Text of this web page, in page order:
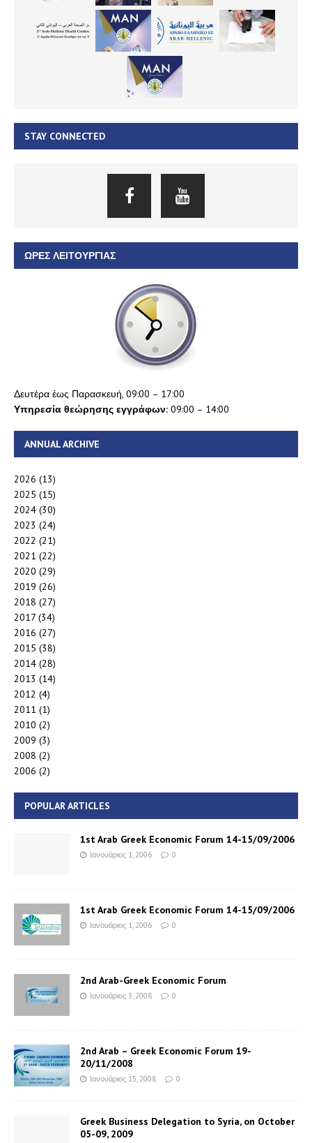
STAY CONNECTED
ΏΡΕΣ ΛΕΙΤΟΥΡΓΊΑΣ
Δευτέρα έως Παρασκευή, 09:00 – 17:00
Υπηρεσία θεώρησης εγγράφων: 09:00 – 14:00
ANNUAL ARCHIVE
2026 (13)
2025 (15)
2024 (30)
2023 (24)
2022 (21)
2021 (22)
2020 (29)
2019 (26)
2018 (27)
2017 (34)
2016 (27)
2015 (38)
2014 (28)
2013 (14)
2012 (4)
2011 (1)
2010 (2)
2009 (3)
2008 (2)
2006 (2)
POPULAR ARTICLES
1st Arab Greek Economic Forum 14-15/09/2006
Ιανουάριος 1, 2006 0
1st Arab Greek Economic Forum 14-15/09/2006
Ιανουάριος 1, 2006 0
2nd Arab-Greek Economic Forum
Ιανουάριος 3, 2008 0
2nd Arab – Greek Economic Forum 19-
20/11/2008
Ιανουάριος 15, 2008 0
Greek Business Delegation to Syria, on October
05-09, 2009